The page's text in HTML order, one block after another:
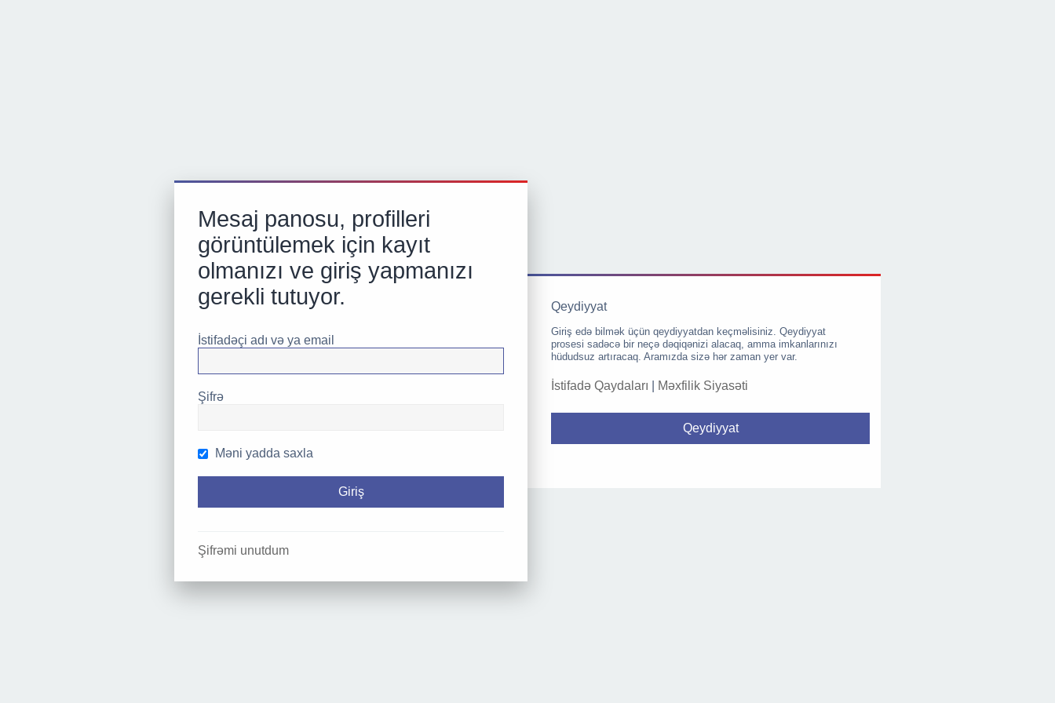
Mesaj panosu, profilleri
görüntülemek için kayıt
olmanızı ve giriş yapmanızı
gerekli tutuyor.
İstifadəçi adı və ya email
Şifrə
Məni yadda saxla
Şifrəmi unutdum
Qeydiyyat
Giriş edə bilmək üçün qeydiyyatdan keçməlisiniz. Qeydiyyat
prosesi sadəcə bir neçə dəqiqənizi alacaq, amma imkanlarınızı
hüdudsuz artıracaq. Aramızda sizə hər zaman yer var.
İstifadə Qaydaları Məxfilik Siyasəti
Qeydiyyat